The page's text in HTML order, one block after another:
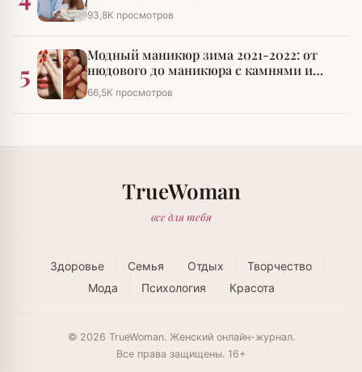
93,8К просмотров
5
Модный маникюр зима 2021-2022: от
нюдового до маникюра с камнями и
стразами
66,5К просмотров
TrueWoman
все для тебя
Здоровье Семья Отдых
Творчество
Мода
Психология Красота
© 2026 TrueWoman. Женский онлайн-журнал.
Все права защищены. 16+